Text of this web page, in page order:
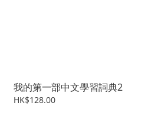
我的第一部中文學習詞典2
HK$128.00